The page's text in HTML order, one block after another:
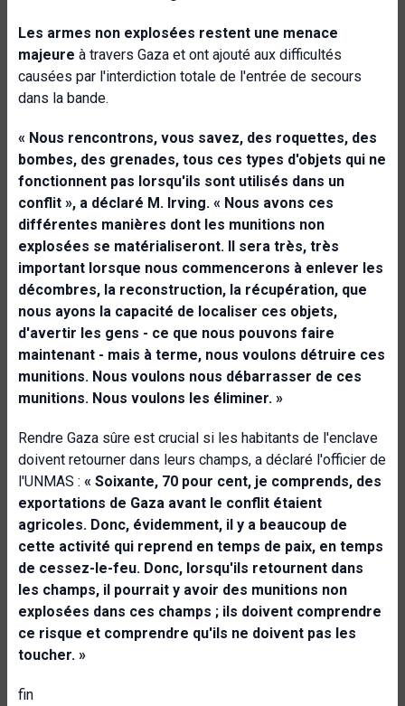
Les armes non explosées restent une menace
majeure à travers Gaza et ont ajouté aux difficultés
causées par l'interdiction totale de l'entrée de secours
dans la bande.
« Nous rencontrons, vous savez, des roquettes, des
bombes, des grenades, tous ces types d'objets qui ne
fonctionnent pas lorsqu'ils sont utilisés dans un
conflit », a déclaré M. Irving. « Nous avons ces
différentes manières dont les munitions non
explosées se matérialiseront. Il sera très, très
important lorsque nous commencerons à enlever les
décombres, la reconstruction, la récupération, que
nous ayons la capacité de localiser ces objets,
d'avertir les gens - ce que nous pouvons faire
maintenant - mais à terme, nous voulons détruire ces
munitions. Nous voulons nous débarrasser de ces
munitions. Nous voulons les éliminer. »
Rendre Gaza sûre est crucial si les habitants de l'enclave
doivent retourner dans leurs champs, a déclaré l'officier de
l'UNMAS : « Soixante, 70 pour cent, je comprends, des
exportations de Gaza avant le conflit étaient
agricoles. Donc, évidemment, il y a beaucoup de
cette activité qui reprend en temps de paix, en temps
de cessez-le-feu. Donc, lorsqu'ils retournent dans
les champs, il pourrait y avoir des munitions non
explosées dans ces champs ; ils doivent comprendre
ce risque et comprendre qu'ils ne doivent pas les
toucher. »
fin